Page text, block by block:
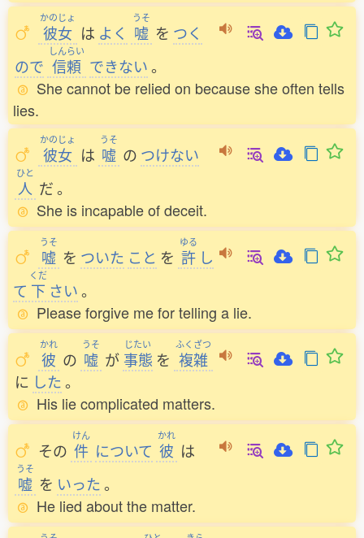
かのじょ
彼女 は よく
うそ
嘘 を つく
ので
しんらい
信頼 できない。
She cannot be relied on because she often tells
lies.
かのじょ
彼女 は
うそ
嘘 の つけない
ひと
人 だ。
She is incapable of deceit.
うそ
嘘 を ついた こと を
ゆる
許 し
て
くだ
下 さい。
Please forgive me for telling a lie.
かれ
彼 の
うそ
嘘 が
じたい
事態 を
ふくざつ
複雑
に した。
His lie complicated matters.
その
けん
件 について
かれ
彼 は
うそ
嘘 を いった。
He lied about the matter.